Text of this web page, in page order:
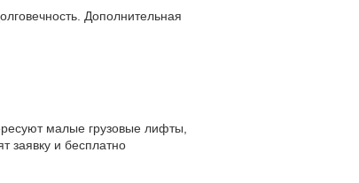
Дополнительная
малые грузовые лифты,
заявку и бесплатно